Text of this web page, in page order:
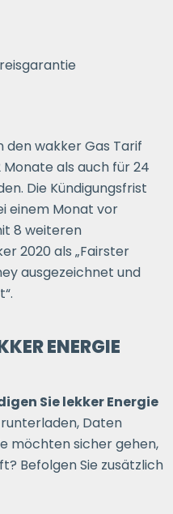
den wakker Gas Tarif
Monate als auch für 24
Die Kündigungsfrist
einem Monat vor
8 weiteren
2020 als „Fairster
ausgezeichnet und
ENERGIE
Sie lekker Energie
Daten
möchten sicher gehen,
Befolgen Sie zusätzlich